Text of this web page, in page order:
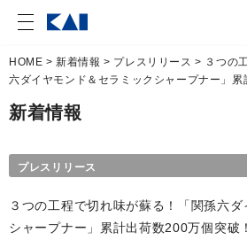
HOME >新着情報 > プレスリリース > ３つの
六ダイヤモンド＆セラミックシャープナー」累
新着情報
プレスリリース
３つの工程で切れ味が蘇る！「関孫六
シャープナー」累計出荷数200万個突破！